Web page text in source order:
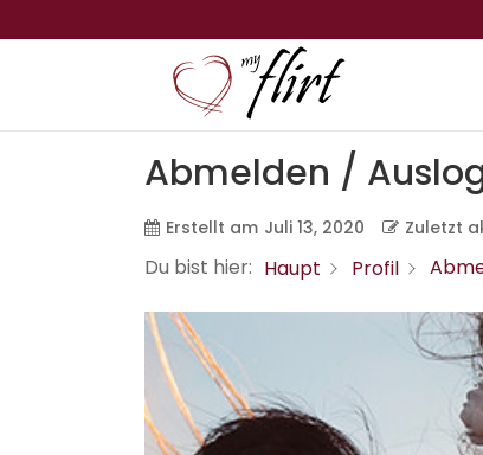
Abmelden /
Erstellt am Juli 13, 2020 Zuletzt
Du bist hier: Haupt Profil
< Alle Themen